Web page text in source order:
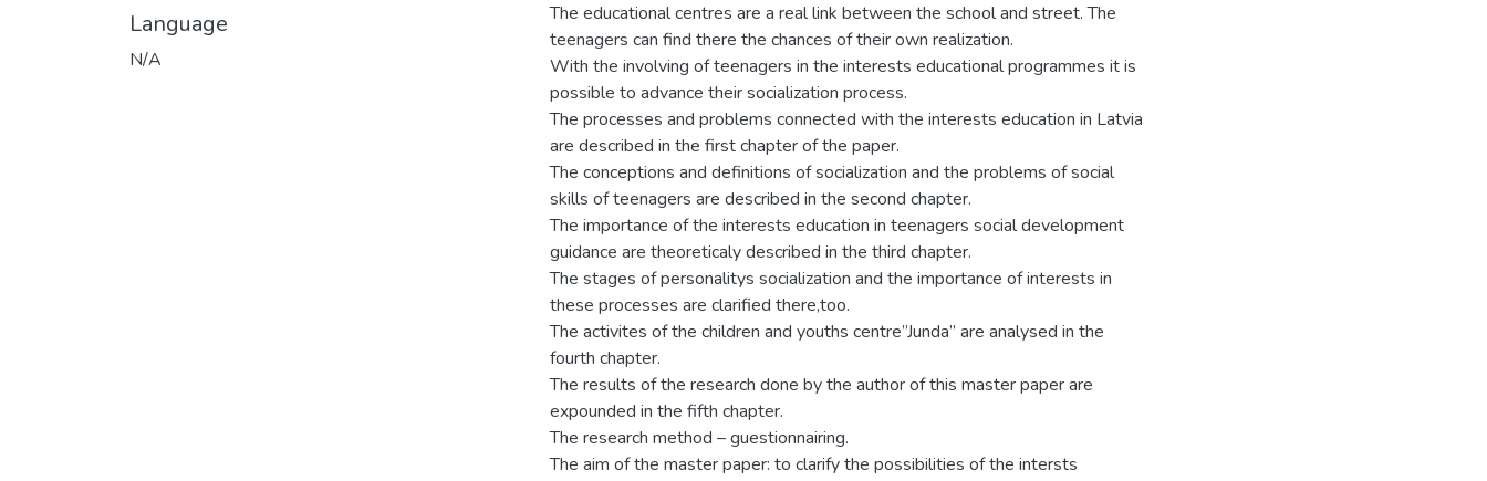
Language
N/A
The educational centres are a real link between the school and street. The
teenagers can find there the chances of their own realization.
With the involving of teenagers in the interests educational programmes it is
possible to advance their socialization process.
The processes and problems connected with the interests education in Latvia
are described in the first chapter of the paper.
The conceptions and definitions of socialization and the problems of social
skills of teenagers are described in the second chapter.
The importance of the interests education in teenagers social development
guidance are theoreticaly described in the third chapter.
The stages of personalitys socialization and the importance of interests in
these processes are clarified there,too.
The activites of the children and youths centre”Junda” are analysed in the
fourth chapter.
The results of the research done by the author of this master paper are
expounded in the fifth chapter.
The research method – guestionnairing.
The aim of the master paper: to clarify the possibilities of the intersts